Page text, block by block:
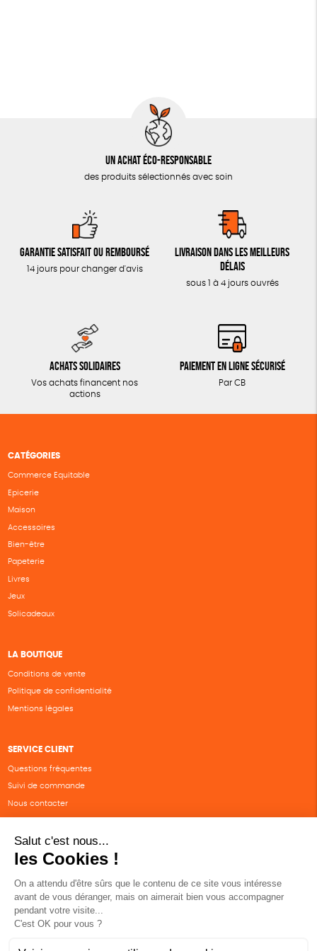
Un achat éco-responsable
des produits sélectionnés avec soin
Garantie satisfait ou remboursé
14 jours pour changer d'avis
Livraison dans les meilleurs
délais
sous 1 à 4 jours ouvrés
Achats solidaires
Vos achats financent nos
actions
Paiement en ligne sécurisé
Par CB
CATÉGORIES
Commerce Equitable
Epicerie
Maison
Accessoires
Bien-être
Papeterie
Livres
Jeux
Solicadeaux
LA BOUTIQUE
Conditions de vente
Politique de confidentialité
Mentions légales
SERVICE CLIENT
Questions fréquentes
Suivi de commande
Nous contacter
SUIVEZ-NOUS